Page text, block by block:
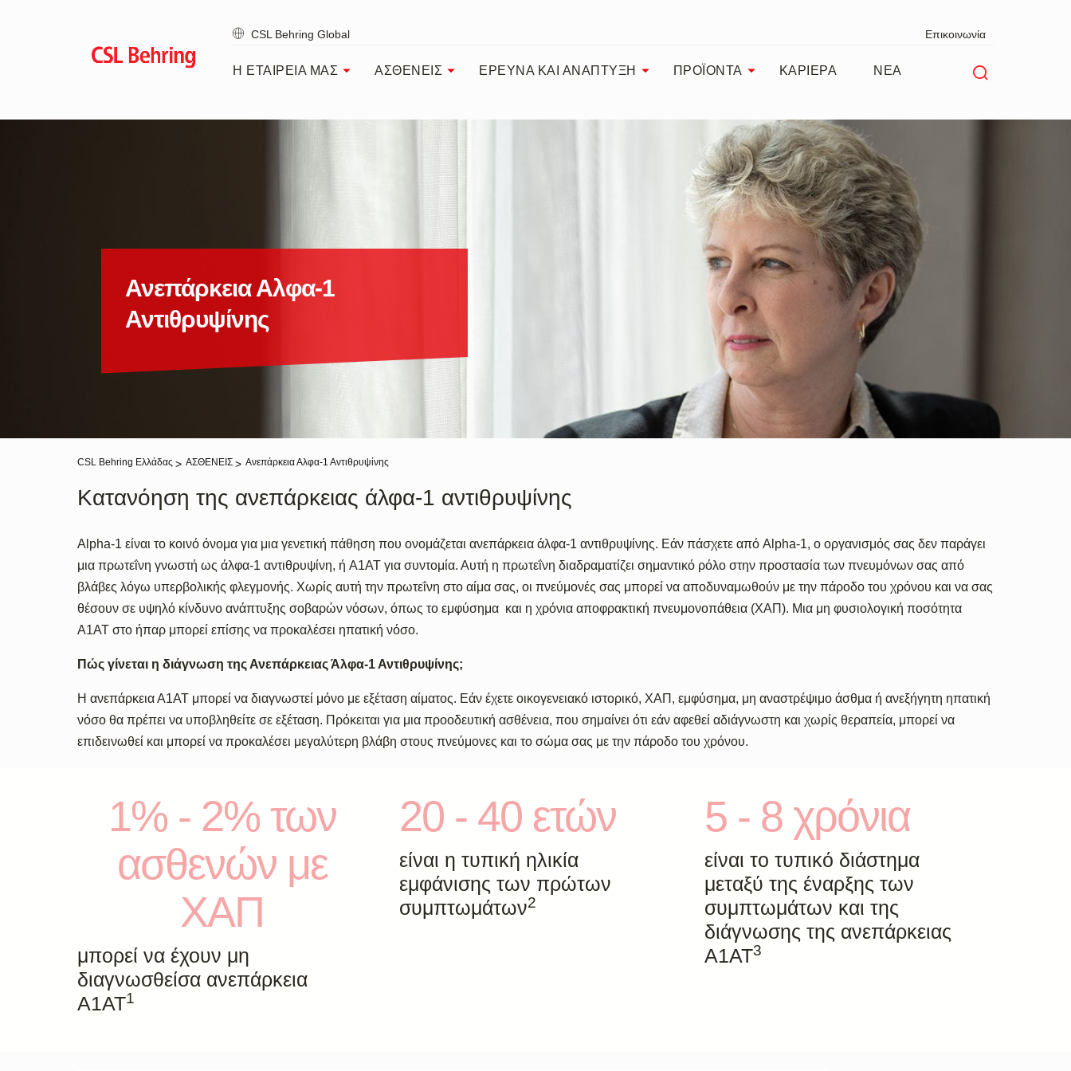
CSL Behring Global Επικοινωνία
Η ΕΤΑΙΡΕΙΑ ΜΑΣ ΑΣΘΕΝΕΙΣ ΕΡΕΥΝΑ ΚΑΙ ΑΝΑΠΤΥΞΗ ΠΡΟΪΟΝΤΑ ΚΑΡΙΕΡΑ ΝΕΑ
Ανεπάρκεια Αλφα-1
Αντιθρυψίνης
CSL Behring Ελλάδας ΑΣΘΕΝΕΙΣ Ανεπάρκεια Αλφα-1 Αντιθρυψίνης
Κατανόηση της ανεπάρκειας άλφα-1 αντιθρυψίνης
Alpha-1 είναι το κοινό όνομα για μια γενετική πάθηση που ονομάζεται ανεπάρκεια άλφα-1 αντιθρυψίνης. Εάν πάσχετε από Alpha-1, ο οργανισμός σας δεν παράγει
μια πρωτεΐνη γνωστή ως άλφα-1 αντιθρυψίνη, ή A1AT για συντομία. Αυτή η πρωτεΐνη διαδραματίζει σημαντικό ρόλο στην προστασία των πνευμόνων σας από
βλάβες λόγω υπερβολικής φλεγμονής. Χωρίς αυτή την πρωτεΐνη στο αίμα σας, οι πνεύμονές σας μπορεί να αποδυναμωθούν με την πάροδο του χρόνου και να σας
θέσουν σε υψηλό κίνδυνο ανάπτυξης σοβαρών νόσων, όπως το εμφύσημα και η χρόνια αποφρακτική πνευμονοπάθεια (ΧΑΠ). Μια μη φυσιολογική ποσότητα
A1AT στο ήπαρ μπορεί επίσης να προκαλέσει ηπατική νόσο.
Πώς γίνεται η διάγνωση της Ανεπάρκειας Άλφα-1 Αντιθρυψίνης;
Η ανεπάρκεια Α1ΑΤ μπορεί να διαγνωστεί μόνο με εξέταση αίματος. Εάν έχετε οικογενειακό ιστορικό, ΧΑΠ, εμφύσημα, μη αναστρέψιμο άσθμα ή ανεξήγητη ηπατική
νόσο θα πρέπει να υποβληθείτε σε εξέταση. Πρόκειται για μια προοδευτική ασθένεια, που σημαίνει ότι εάν αφεθεί αδιάγνωστη και χωρίς θεραπεία, μπορεί να
επιδεινωθεί και μπορεί να προκαλέσει μεγαλύτερη βλάβη στους πνεύμονες και το σώμα σας με την πάροδο του χρόνου.
1% - 2% των
ασθενών με
ΧΑΠ
μπορεί να έχουν μη
διαγνωσθείσα ανεπάρκεια
A1AT1
20 - 40 ετών
είναι η τυπική ηλικία
εμφάνισης των πρώτων
συμπτωμάτων2
5 - 8 χρόνια
είναι το τυπικό διάστημα
μεταξύ της έναρξης των
συμπτωμάτων και της
διάγνωσης της ανεπάρκειας
A1AT3